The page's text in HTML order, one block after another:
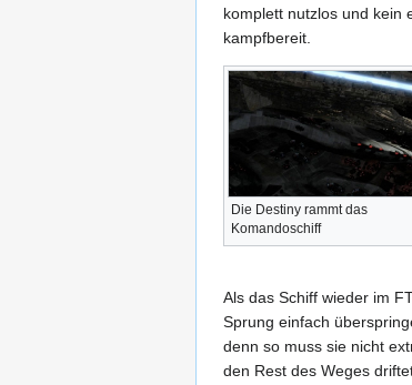
komplett nutzlos und kein
kampfbereit.
Die Destiny rammt das
Komandoschiff
Als das Schiff wieder im
Sprung einfach
denn so muss sie nicht
den Rest des Weges